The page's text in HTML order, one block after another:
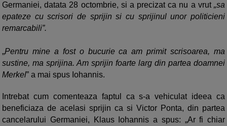
Germaniei, datata 28 octombrie, si a precizat ca nu a vrut „sa
epateze cu scrisori de sprijin si cu sprijinul unor politicieni
remarcabili”.
„Pentru mine a fost o bucurie ca am primit scrisoarea, ma
sustine, ma sprijina. Am sprijin foarte larg din partea doamnei
Merkel” a mai spus Iohannis.
Intrebat cum comenteaza faptul ca s-a vehiculat ideea ca
beneficiaza de acelasi sprijin ca si Victor Ponta, din partea
cancelarului Germaniei, Klaus Iohannis a spus: „Ar fi chiar